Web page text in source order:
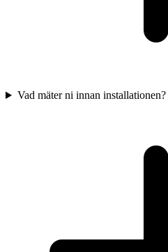
Vad mäter ni innan installationen?